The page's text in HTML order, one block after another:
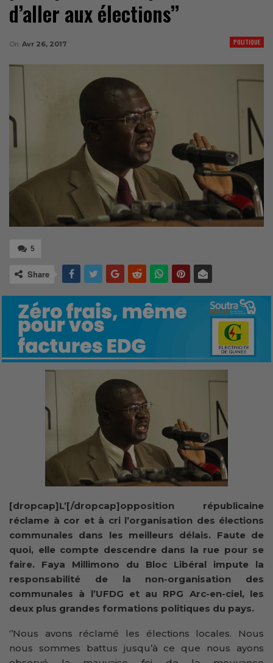
d’aller aux élections’’
POLITIQUE
On Avr 26, 2017
5
Share
[dropcap]L’[/dropcap]opposition républicaine
réclame à cor et à cri l’organisation des élections
communales dans les meilleurs délais. Faute de
quoi, elle compte descendre dans la rue pour se
faire. Faya Millimono du Bloc Libéral impute la
responsabilité de la non-organisation des
communales à l’UFDG et au RPG Arc-en-ciel, les
deux plus grandes formations politiques du pays.
‘’Nous avons réclamé les élections locales. Nous
nous sommes battus jusqu’à ce que nous ayons